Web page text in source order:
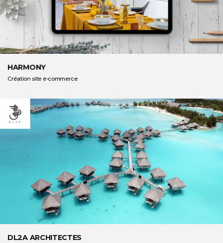
HARMONY
Création site e-commerce
DL2A ARCHITECTES